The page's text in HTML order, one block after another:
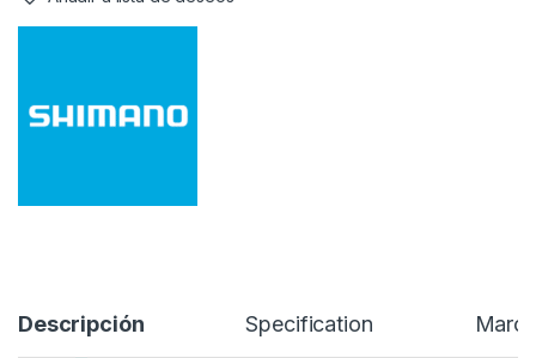
59,95€